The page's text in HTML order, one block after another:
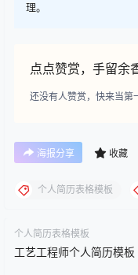
理。
点点赞赏，手留余
还没有人赞赏，快来当第
海报分享 收藏
个人简历表格模板
个人简历表格模板
工艺工程师个人简历模板